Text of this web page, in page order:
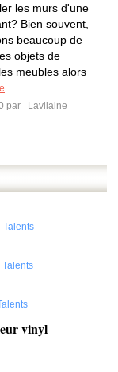
les murs d'une
Bien souvent,
beaucoup de
objets de
meubles alors
par
Lavilaine
Talents
Talents
vinyl